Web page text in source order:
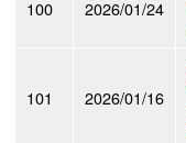
100 2026/01/24
101 2026/01/16